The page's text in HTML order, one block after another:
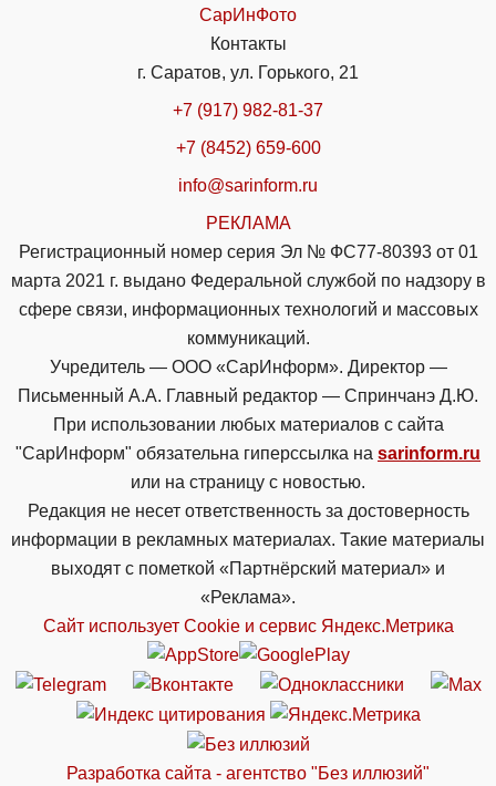
СарИнФото
Контакты
г. Саратов, ул. Горького, 21
+7 (917) 982-81-37
+7 (8452) 659-600
info@sarinform.ru
РЕКЛАМА
Регистрационный номер серия Эл № ФС77-80393 от 01
марта 2021 г. выдано Федеральной службой по надзору в
сфере связи, информационных технологий и массовых
коммуникаций.
Учредитель — ООО «СарИнформ». Директор —
Письменный А.А. Главный редактор — Спринчанэ Д.Ю.
При использовании любых материалов с сайта
"СарИнформ" обязательна гиперссылка на sarinform.ru
или на страницу с новостью.
Редакция не несет ответственность за достоверность
информации в рекламных материалах. Такие материалы
выходят с пометкой «Партнёрский материал» и
«Реклама».
Сайт использует Cookie и сервиc Яндекс.Метрика
Разработка сайта - агентство "Без иллюзий"